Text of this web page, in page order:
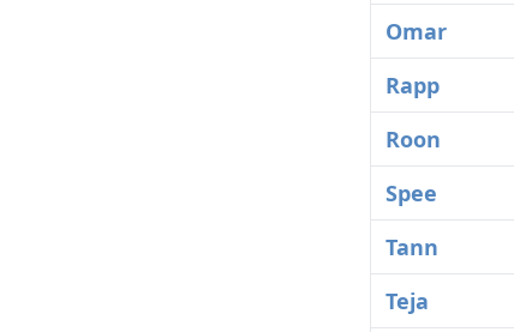
Omar
Rapp
Roon
Spee
Tann
Teja